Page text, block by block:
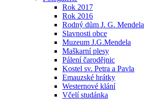
Rok 2017
Rok 2016
Rodný dům J. G. Mendela
Slavnosti obce
Muzeum J.G.Mendela
Maškarní plesy
Pálení čarodějnic
Kostel sv. Petra a Pavla
Emauzské hrátky
Westernové klání
Včelí studánka